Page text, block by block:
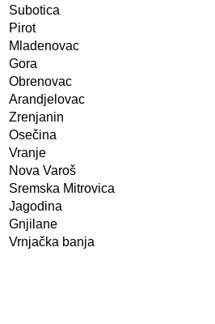
Subotica
Pirot
Mladenovac
Gora
Obrenovac
Arandjelovac
Zrenjanin
Osečina
Vranje
Nova Varoš
Sremska Mitrovica
Jagodina
Gnjilane
Vrnjačka banja